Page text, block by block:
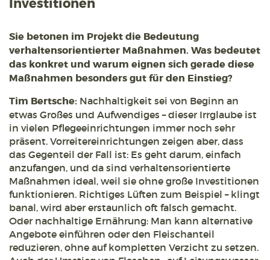
Investitionen
Sie betonen im Projekt die Bedeutung
verhaltensorientierter Maßnahmen. Was bedeutet
das konkret und warum eignen sich gerade diese
Maßnahmen besonders gut für den Einstieg?
Tim Bertsche: Nachhaltigkeit sei von Beginn an
etwas Großes und Aufwendiges – dieser Irrglaube ist
in vielen Pflegeeinrichtungen immer noch sehr
präsent. Vorreitereinrichtungen zeigen aber, dass
das Gegenteil der Fall ist: Es geht darum, einfach
anzufangen, und da sind verhaltensorientierte
Maßnahmen ideal, weil sie ohne große Investitionen
funktionieren. Richtiges Lüften zum Beispiel – klingt
banal, wird aber erstaunlich oft falsch gemacht.
Oder nachhaltige Ernährung: Man kann alternative
Angebote einführen oder den Fleischanteil
reduzieren, ohne auf kompletten Verzicht zu setzen.